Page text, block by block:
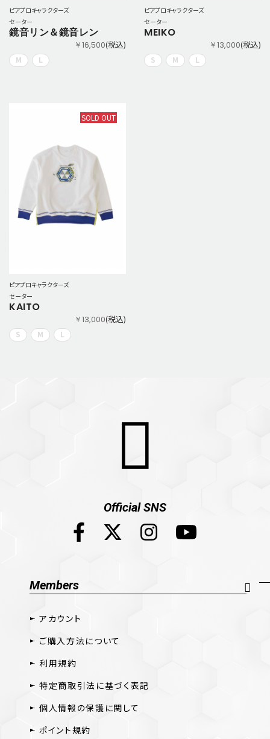
ピアプロキャラクターズ
セーター
鏡音リン＆鏡音レン
￥16,500(税込)
M L
ピアプロキャラクターズ
セーター
MEIKO
￥13,000(税込)
S M L
SOLD OUT
ピアプロキャラクターズ
セーター
KAITO
￥13,000(税込)
S M L
Official SNS
Members
アカウント
ご購入方法について
利用規約
特定商取引法に基づく表記
個人情報の保護に関して
ポイント規約